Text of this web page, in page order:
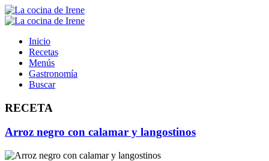
Inicio
Recetas
Menús
Gastronomía
Buscar
RECETA
Arroz negro con calamar y langostinos